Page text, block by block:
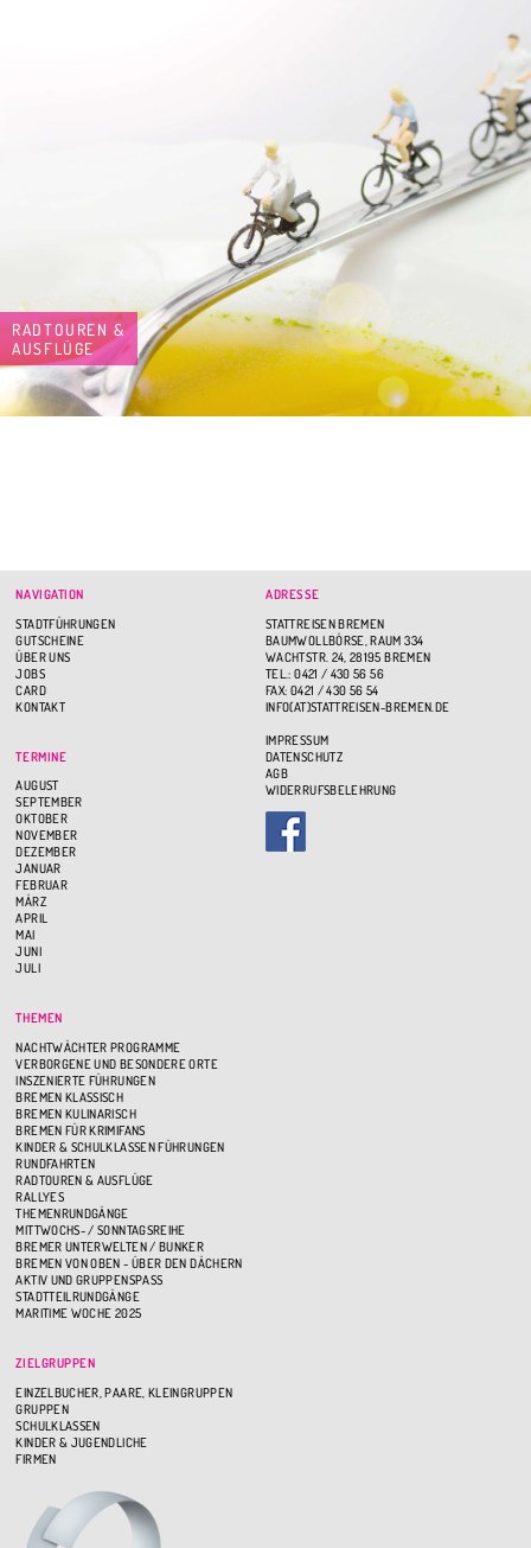
RADTOUREN &
AUSFLÜGE
NAVIGATION
STADTFÜHRUNGEN
GUTSCHEINE
ÜBER UNS
JOBS
CARD
KONTAKT
TERMINE
AUGUST
SEPTEMBER
OKTOBER
NOVEMBER
DEZEMBER
JANUAR
FEBRUAR
MÄRZ
APRIL
MAI
JUNI
JULI
THEMEN
NACHTWÄCHTER PROGRAMME
VERBORGENE UND BESONDERE ORTE
INSZENIERTE FÜHRUNGEN
BREMEN KLASSISCH
BREMEN KULINARISCH
BREMEN FÜR KRIMIFANS
KINDER & SCHULKLASSEN FÜHRUNGEN
RUNDFAHRTEN
RADTOUREN & AUSFLÜGE
RALLYES
THEMENRUNDGÄNGE
MITTWOCHS- / SONNTAGSREIHE
BREMER UNTERWELTEN / BUNKER
BREMEN VON OBEN - ÜBER DEN DÄCHERN
AKTIV UND GRUPPENSPASS
STADTTEILRUNDGÄNGE
MARITIME WOCHE 2025
ZIELGRUPPEN
EINZELBUCHER, PAARE, KLEINGRUPPEN
GRUPPEN
SCHULKLASSEN
KINDER & JUGENDLICHE
FIRMEN
ADRESSE
STATTREISEN BREMEN
BAUMWOLLBÖRSE, RAUM 334
WACHTSTR. 24, 28195 BREMEN
TEL.: 0421 / 430 56 56
FAX: 0421 / 430 56 54
INFO(AT)STATTREISEN-BREMEN.DE
IMPRESSUM
DATENSCHUTZ
AGB
WIDERRUFSBELEHRUNG